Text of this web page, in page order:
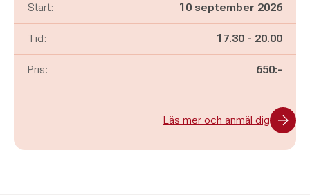
Start: 10 september 2026
Tid: Pågår mellan
17.30 - och
20.00
Pris: 650:-
Läs mer och anmäl dig